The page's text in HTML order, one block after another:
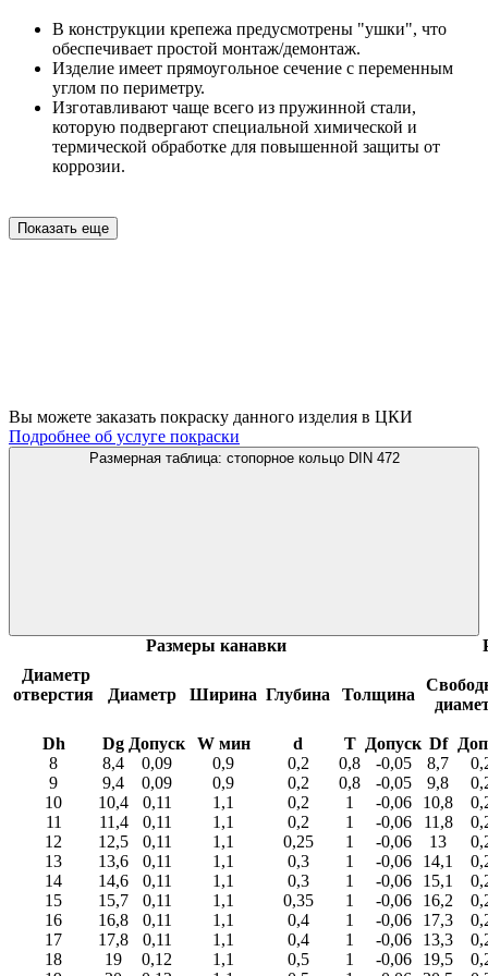
В конструкции крепежа предусмотрены "ушки", что
обеспечивает простой монтаж/демонтаж.
Изделие имеет прямоугольное сечение с переменным
углом по периметру.
Изготавливают чаще всего из пружинной стали,
которую подвергают специальной химической и
термической обработке для повышенной защиты от
коррозии.
Показать еще
Вы можете заказать покраску данного изделия в ЦКИ
Подробнее об услуге покраски
Размерная таблица: стопорное кольцо DIN 472
Диаметр
отверстия
Размеры канавки
Диаметр Ширина Глубина Толщина
Dh Dg Допуск W мин d T Допуск Df
8
8,4 0,09 0,9 0,2 0,8 -0,05 8,7
9
9,4 0,09 0,9 0,2 0,8 -0,05 9,8
10
10,4 0,11 1,1 0,2 1 -0,06 10,8
11
11,4 0,11 1,1 0,2 1 -0,06 11,8
12
12,5 0,11 1,1 0,25 1 -0,06 13
13
13,6 0,11 1,1 0,3 1 -0,06 14,1
14
14,6 0,11 1,1 0,3 1 -0,06 15,1
15
15,7 0,11 1,1 0,35 1 -0,06 16,2
16
16,8 0,11 1,1 0,4 1 -0,06 17,3
17
17,8 0,11 1,1 0,4 1 -0,06 13,3
18
19 0,12 1,1 0,5 1 -0,06 19,5